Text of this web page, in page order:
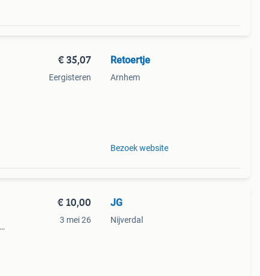
€ 35,07
Eergisteren
Retoertje
Arnhem
Bezoek website
€ 10,00
3 mei 26
JG
Nijverdal